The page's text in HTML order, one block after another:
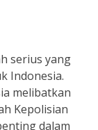
serius yang
Indonesia.
melibatkan
Kepolisian
dalam